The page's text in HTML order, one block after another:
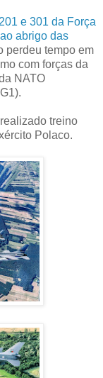
e 301 da Força
abrigo das
perdeu tempo em
com forças da
NATO
treino
Polaco.